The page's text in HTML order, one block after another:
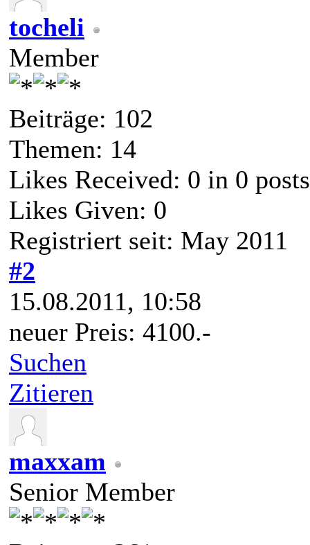
tocheli
Member
Beiträge: 102
Themen: 14
Likes Received: 0 in 0 posts
Likes Given: 0
Registriert seit: May 2011
#2
15.08.2011, 10:58
neuer Preis: 4100.-
Suchen
Zitieren
maxxam
Senior Member